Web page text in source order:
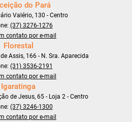
do Pará
Valério, 130 - Centro
(37) 3276-1276
contato por e-mail
Florestal
Assis, 166 - N. Sra. Aparecida
(31) 3536-2191
contato por e-mail
Igaratinga
de Jesus, 65 - Loja 2 - Centro
(37) 3246-1300
contato por e-mail